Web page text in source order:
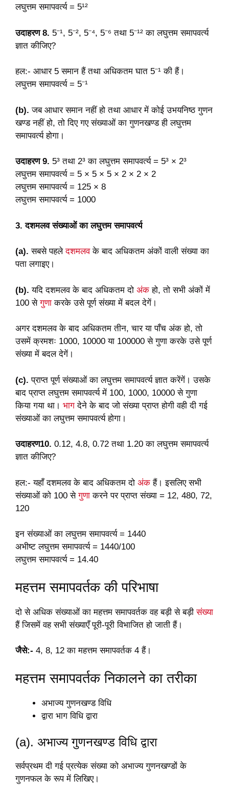
लघुत्तम समापवर्त्य = 5¹²
उदाहरण 8. 5⁻¹, 5⁻², 5⁻⁴, 5⁻⁶ तथा 5⁻¹² का लघुत्तम समापवर्त्य
ज्ञात कीजिए?
हल:- आधार 5 समान हैं तथा अधिकतम घात 5⁻¹ की हैं।
लघुत्तम समापवर्त्य = 5⁻¹
(b). जब आधार समान नहीं हो तथा आधार में कोई उभयनिष्ठ गुणन
खण्ड नहीं हो, तो दिए गए संख्याओं का गुणनखण्ड ही लघुत्तम
समापवर्त्य होगा।
उदाहरण 9. 5³ तथा 2³ का लघुत्तम समापवर्त्य = 5³ × 2³
लघुत्तम समापवर्त्य = 5 × 5 × 5 × 2 × 2 × 2
लघुत्तम समापवर्त्य = 125 × 8
लघुत्तम समापवर्त्य = 1000
3. दशमलव संख्याओं का लघुत्तम समापवर्त्य
(a). सबसे पहलेदशमलवके बाद अधिकतम अंकों वाली संख्या का
पता लगाइए।
(b). यदि दशमलव के बाद अधिकतम दो अंकहो, तो सभी अंकों में
100 सेगुणा करके उसे पूर्ण संख्या में बदल देगें।
अगर दशमलव के बाद अधिकतम तीन, चार या पाँच अंक हो, तो
उसमें क्रमशः 1000, 10000 या 100000 से गुणा करके उसे पूर्ण
संख्या में बदल देगें।
(c). प्राप्त पूर्ण संख्याओं का लघुत्तम समापवर्त्य ज्ञात करेंगें। उसके
बाद प्राप्त लघुत्तम समापवर्त्य में 100, 1000, 10000 से गुणा
किया गया था। भाग देने के बाद जो संख्या प्राप्त होगी वही दी गई
संख्याओं का लघुत्तम समापवर्त्य होगा।
उदाहरण10. 0.12, 4.8, 0.72 तथा 1.20 का लघुत्तम समापवर्त्य
ज्ञात कीजिए?
हल:- यहाँ दशमलव के बाद अधिकतम दो अंक हैं। इसलिए सभी
संख्याओं को 100 सेगुणा करने पर प्राप्त संख्या = 12, 480, 72,
120
इन संख्याओं का लघुत्तम समापवर्त्य = 1440
अभीष्ट लघुत्तम समापवर्त्य = 1440/100
लघुत्तम समापवर्त्य = 14.40
महत्तम समापवर्तक की परिभाषा
दो से अधिक संख्याओं का महत्तम समापवर्तक वह बड़ी से बड़ीसंख्या
हैं जिसमें वह सभी संख्याएँ पूरी-पूरी विभाजित हो जाती हैं।
जैसे:- 4, 8, 12 का महत्तम समापवर्तक 4 हैं।
महत्तम समापवर्तक निकालने का तरीका
अभाज्य गुणनखण्ड विधि
द्वारा भाग विधि द्वारा
(a). अभाज्य गुणनखण्ड विधि द्वारा
सर्वप्रथम दी गई प्रत्येक संख्या को अभाज्य गुणनखण्डों के
गुणनफल के रूप में लिखिए।